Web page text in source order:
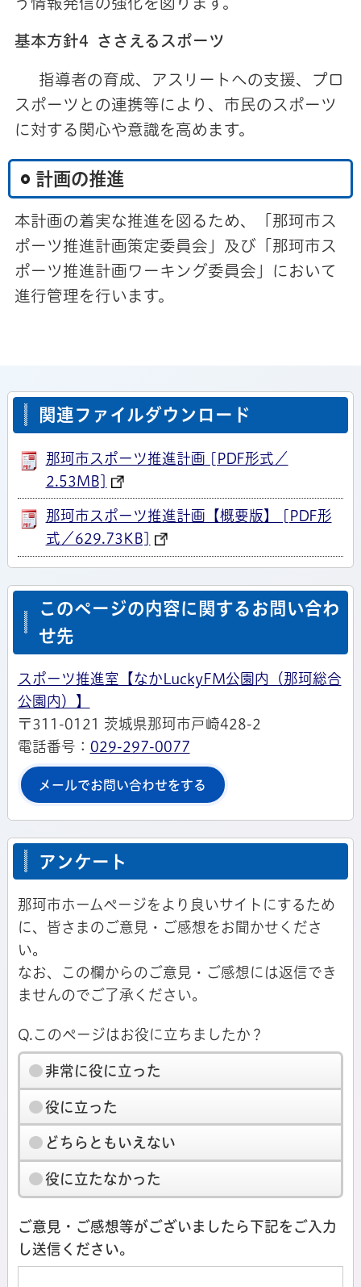
基本方針4 ささえるスポーツ
指導者の育成、アスリートへの支援、プロ
スポーツとの連携等により、市民のスポーツ
に対する関心や意識を高めます。
計画の推進
本計画の着実な推進を図るため、「那珂市ス
ポーツ推進計画策定委員会」及び「那珂市ス
ポーツ推進計画ワーキング委員会」において
進行管理を行います。
関連ファイルダウンロード
那珂市スポーツ推進計画 [PDF形式／
2.53MB]
那珂市スポーツ推進計画【概要版】 [PDF形
式／629.73KB]
このページの内容に関するお問い合わ
せ先
スポーツ推進室【なかLuckyFM公園内（那珂総合
公園内）】
〒311-0121 茨城県那珂市戸崎428-2
電話番号： 029-297-0077
メールでお問い合わせをする
アンケート
那珂市ホームページをより良いサイトにするため
に、皆さまのご意見・ご感想をお聞かせくださ
い。
なお、この欄からのご意見・ご感想には返信でき
ませんのでご了承ください。
Q.このページはお役に立ちましたか？
非常に役に立った
役に立った
どちらともいえない
役に立たなかった
ご意見・ご感想等がございましたら下記をご入力
し送信ください。